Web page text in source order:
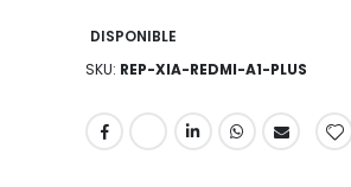
DISPONIBLE
SKU REP-XIA-REDMI-A1-PLUS